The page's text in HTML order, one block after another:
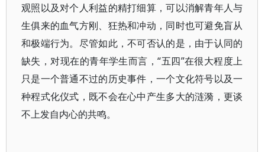
观照以及对个人利益的精打细算，可以消解青年人与
生俱来的血气方刚、狂热和冲动，同时也可避免盲从
和极端行为。尽管如此，不可否认的是，由于认同的
缺失，对现在的青年学生而言，“五四”在很大程度上
只是一个普通不过的历史事件，一个文化符号以及一
种程式化仪式，既不会在心中产生多大的涟漪，更谈
不上发自内心的共鸣。